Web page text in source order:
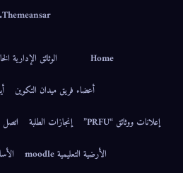
Themeansar
.
Home الوثائق الإدارية
أعضاء فريق ميدان التكوين
إعلانات ووثائق “PRFU”
إنجازات الطلبة اتصل
الأرضية التعليمية moodle